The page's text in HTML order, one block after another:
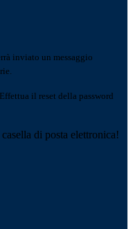
inviato un messaggio
il reset della password
di posta elettronica!